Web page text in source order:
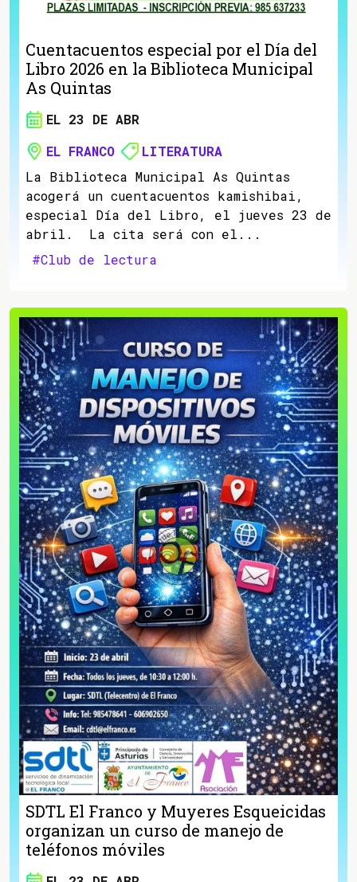
Cuentacuentos especial por el Día del
Libro 2026 en la Biblioteca Municipal
As Quintas
EL 23 DE ABR
EL FRANCO
LITERATURA
La Biblioteca Municipal As Quintas
acogerá un cuentacuentos kamishibai,
especial Día del Libro, el jueves 23 de
abril. La cita será con el...
#Club de lectura
SDTL El Franco y Muyeres Esqueicidas
organizan un curso de manejo de
teléfonos móviles